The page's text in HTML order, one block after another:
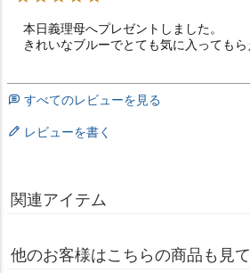
本日義理母へプレゼントしました。
きれいなブルーでとても気に入ってもら
すべてのレビューを見る
レビューを書く
関連アイテム
他のお客様はこちらの商品も見